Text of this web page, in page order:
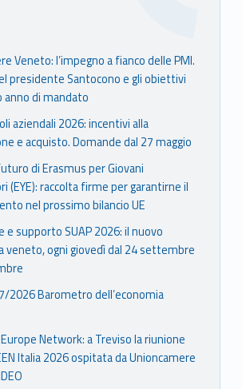
Veneto: l’impegno a fianco delle PMI.
presidente Santocono e gli obiettivi
anno di mandato
aziendali 2026: incentivi alla
e acquisto. Domande dal 27 maggio
di Erasmus per Giovani
(EYE): raccolta firme per garantirne il
nel prossimo bilancio UE
e supporto SUAP 2026: il nuovo
veneto, ogni giovedì dal 24 settembre
2026 Barometro dell’economia
Network: a Treviso la riunione
Italia 2026 ospitata da Unioncamere